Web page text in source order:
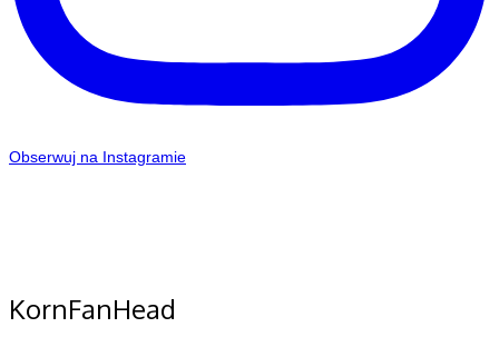
Obserwuj na Instagramie
KornFanHead